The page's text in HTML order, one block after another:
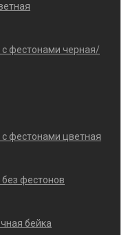
с фестонами черная/
фестонами цветная
фестонов
бейка